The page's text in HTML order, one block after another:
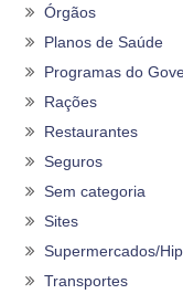
Órgãos
Planos de Saúde
Programas do
Rações
Restaurantes
Seguros
Sem categoria
Sites
Supermercados/
Transportes